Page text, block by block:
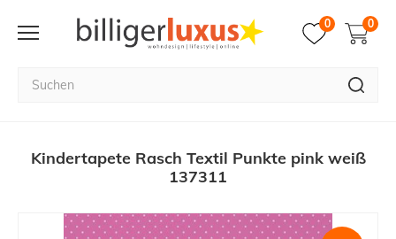
0 0
Kindertapete Rasch Textil Punkte pink weiß
137311